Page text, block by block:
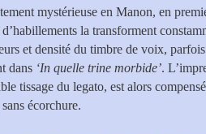
mystérieuse en Manon, en
la transforment
et densité du timbre de voix, parfois
dans ‘In quelle trine morbide’.
tissage du legato, est alors
écorchure.